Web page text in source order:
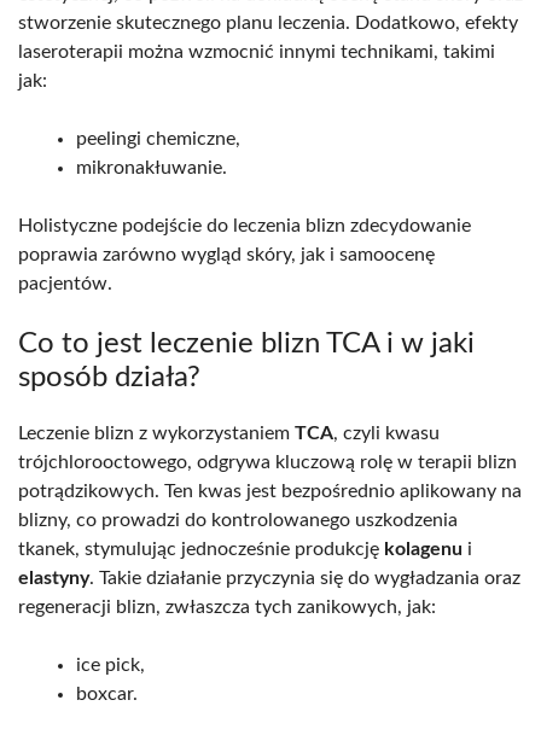
stworzenie skutecznego planu leczenia. Dodatkowo, efekty
laseroterapii można wzmocnić innymi technikami, takimi
jak:
peelingi chemiczne,
mikronakłuwanie.
Holistyczne podejście do leczenia blizn zdecydowanie
poprawia zarówno wygląd skóry, jak i samoocenę
pacjentów.
Co to jest leczenie blizn TCA i w jaki
sposób działa?
Leczenie blizn z wykorzystaniem TCA, czyli kwasu
trójchlorooctowego, odgrywa kluczową rolę w terapii blizn
potrądzikowych. Ten kwas jest bezpośrednio aplikowany na
blizny, co prowadzi do kontrolowanego uszkodzenia
tkanek, stymulując jednocześnie produkcję kolagenu i
elastyny. Takie działanie przyczynia się do wygładzania oraz
regeneracji blizn, zwłaszcza tych zanikowych, jak:
ice pick,
boxcar.